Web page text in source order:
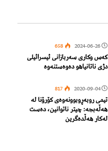
2024-06-26
658
کەس وکاری سەربازانی ئیسرائیلی
دژی ناتانیاهو دەوەستنەوە
2020-09-04
817
تیمی روبەڕوبوونەوەی كۆرۆنا لە
هەڵەبجە: چیتر ناتوانین، دەست
لەكار هەڵدەگرین